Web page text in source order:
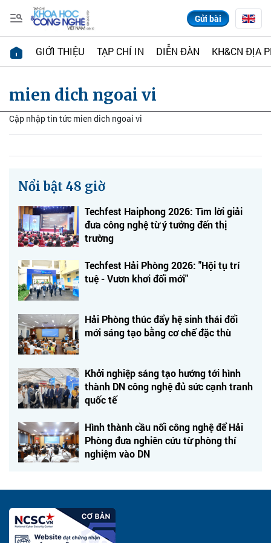
Gửi bài
GIỚI THIỆU TẠP CHÍ IN DIỄN ĐÀN KH&CN ĐỊA
mien dich ngoai vi
Cập nhập tin tức mien dich ngoai vi
Nổi bật 48 giờ
Techfest Haiphong 2026: Tìm lời giải
đưa công nghệ từ ý tưởng đến thị
trường
Techfest Hải Phòng 2026: "Hội tụ trí
tuệ - Vươn khơi đổi mới"
Hải Phòng thúc đẩy hệ sinh thái đổi
mới sáng tạo bằng cơ chế đặc thù
Khởi nghiệp sáng tạo hướng tới hình
thành DN công nghệ đủ sức cạnh tranh
quốc tế
Hình thành cầu nối công nghệ để Hải
Phòng đưa nghiên cứu từ phòng thí
nghiệm vào DN